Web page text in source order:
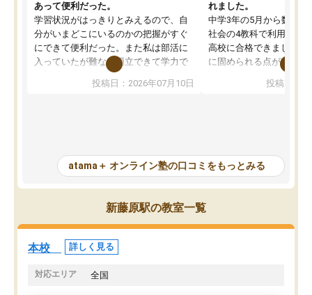
あって便利だった。
学習状況がはっきりとみえるので、自
分がいまどこにいるのかの把握がすぐ
にできて便利だった。また私は部活に
入っていたが難なく両立できて学力で
も部活でも結果を残すことができてよ
かった。また問題演習の際に、自分が
が、自分で自分の管理ができない人に
とっては難しい部分もあるのではない
かと思った。
投稿日：2026年07月10日
れました。
中学3年の5月から数学・
社会の4教科で利用し、
高校に合格できました。
に固められる点が魅力で
項目のおかげで、手軽
元数が可視化されるので
しながら意欲的に取り組
常に効果を実感している
すめできる塾です。
投稿日：
atama＋ オンライン塾の口コミをもっとみる
新藤原駅の教室一覧
本校 詳しく見る
対応エリア 全国